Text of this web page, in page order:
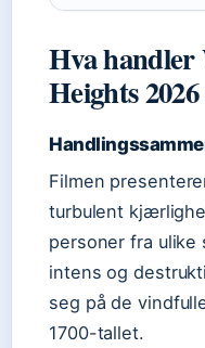
Hva
Heights
Filmen
turbulent
personer fra ulike
intens og
seg på de
1700-tallet.